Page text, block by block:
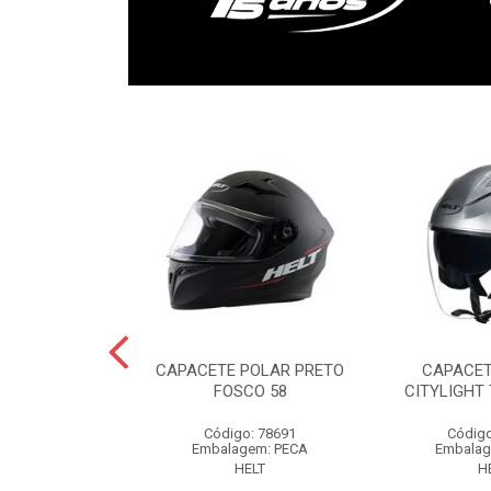
CAPACETE POLAR PRETO
FOSCO 58
Código: 78691
Embalagem: PECA
HELT
CITYLIGHT